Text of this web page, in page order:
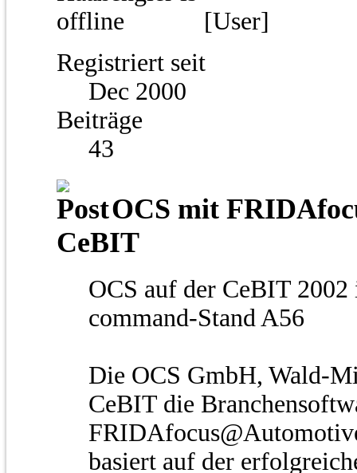
[User]
Registriert seit
Dec 2000
Beiträge
43
OCS mit
CeBIT
OCS auf der CeBIT
command-Stand A56
Die OCS GmbH, Wald-
CeBIT die
basiert auf der